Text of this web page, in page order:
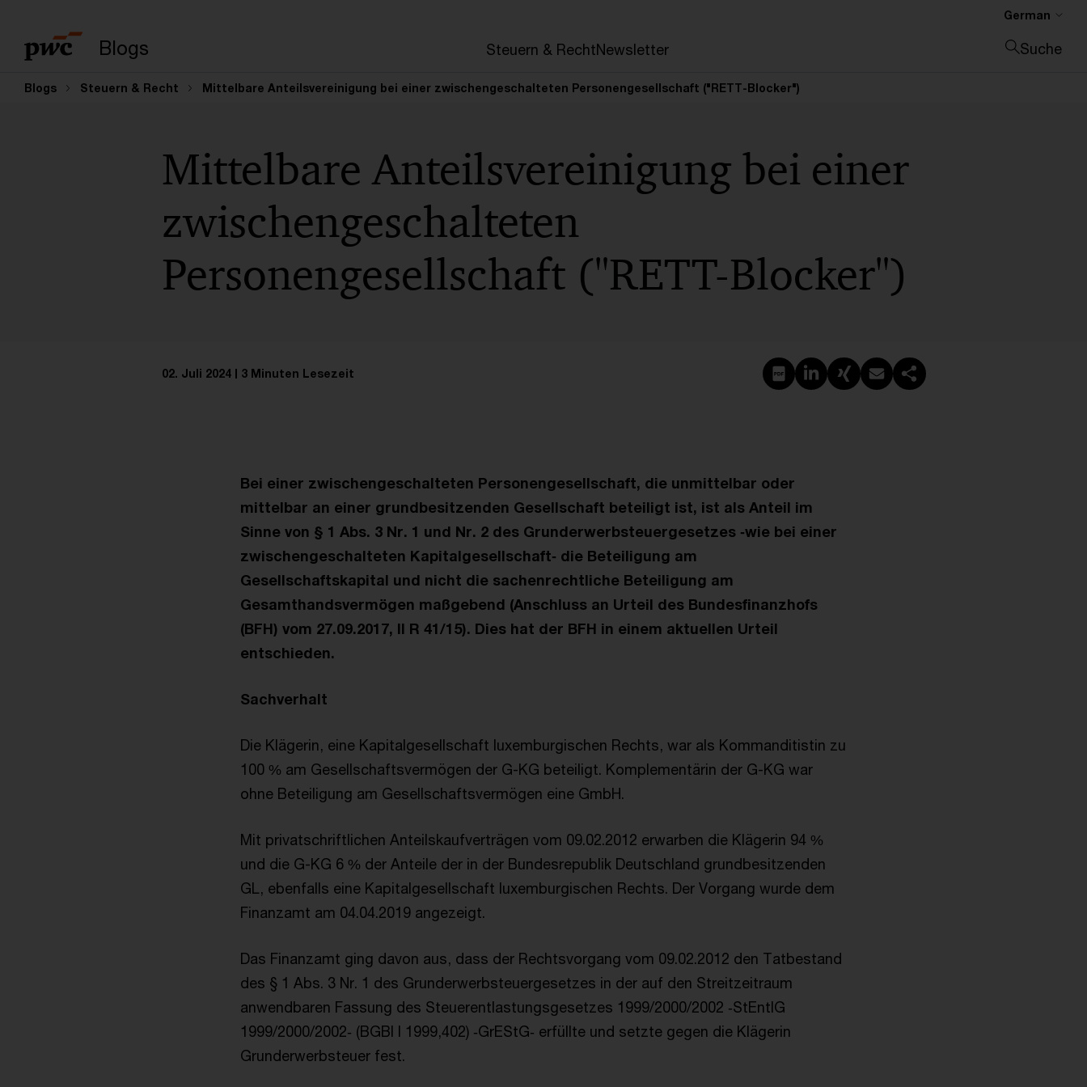
Blogs Steuern & RechtNewsletter
German
Suche
Blogs Steuern & Recht Mittelbare Anteilsvereinigung bei einer zwischengeschalteten Personengesellschaft ("RETT-Blocker")
Mittelbare Anteilsvereinigung bei einer
zwischengeschalteten
Personengesellschaft ("RETT-Blocker")
02. Juli 2024 3 Minuten Lesezeit PDF erstellen
Auf LinkedIn teilen
Auf Xing teilen
Per E-Mail teilen
Link kopieren
Bei einer zwischengeschalteten Personengesellschaft, die unmittelbar oder
mittelbar an einer grundbesitzenden Gesellschaft beteiligt ist, ist als Anteil im
Sinne von § 1 Abs. 3 Nr. 1 und Nr. 2 des Grunderwerbsteuergesetzes ‑wie bei einer
zwischengeschalteten Kapitalgesellschaft‑ die Beteiligung am
Gesellschaftskapital und nicht die sachenrechtliche Beteiligung am
Gesamthandsvermögen maßgebend (Anschluss an Urteil des Bundesfinanzhofs
(BFH) vom 27.09.2017, II R 41/15). Dies hat der BFH in einem aktuellen Urteil
entschieden.
Sachverhalt
Die Klägerin, eine Kapitalgesellschaft luxemburgischen Rechts, war als Kommanditistin zu
100 % am Gesellschaftsvermögen der G-KG beteiligt. Komplementärin der G-KG war
ohne Beteiligung am Gesellschaftsvermögen eine GmbH.
Mit privatschriftlichen Anteilskaufverträgen vom 09.02.2012 erwarben die Klägerin 94 %
und die G-KG 6 % der Anteile der in der Bundesrepublik Deutschland grundbesitzenden
GL, ebenfalls eine Kapitalgesellschaft luxemburgischen Rechts. Der Vorgang wurde dem
Finanzamt am 04.04.2019 angezeigt.
Das Finanzamt ging davon aus, dass der Rechtsvorgang vom 09.02.2012 den Tatbestand
des § 1 Abs. 3 Nr. 1 des Grunderwerbsteuergesetzes in der auf den Streitzeitraum
anwendbaren Fassung des Steuerentlastungsgesetzes 1999/2000/2002 ‑StEntlG
1999/2000/2002‑ (BGBl I 1999,402) ‑GrEStG‑ erfüllte und setzte gegen die Klägerin
Grunderwerbsteuer fest.